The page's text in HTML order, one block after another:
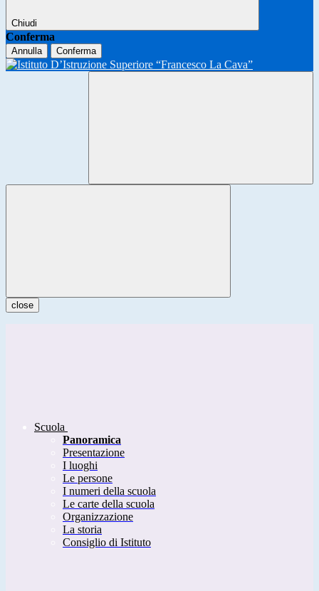
Chiudi
Conferma
Annulla Conferma
close
Scuola
Panoramica
Presentazione
I luoghi
Le persone
I numeri della scuola
Le carte della scuola
Organizzazione
La storia
Consiglio di Istituto